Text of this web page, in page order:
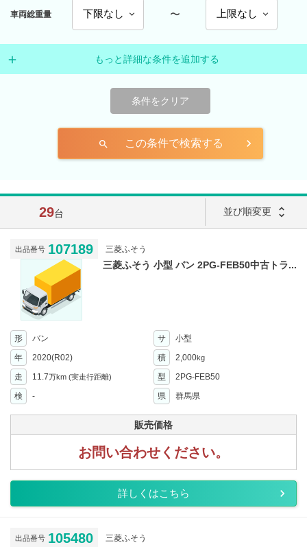
車両総重量 〜
もっと詳細な条件を追加する
条件をクリア
search この条件で検索する
29台 並び順変更 unfold_more
出品番号 107189 三菱ふそう
三菱ふそう 小型 バン 2PG-FEB50中古トラ...
形 バン サ
小型
年
2020(R02) 積 2,000kg
走 11.7万km (実走行距離) 型
2PG-FEB50
検
- 県 群馬県
販売価格
お問い合わせください。
詳しくはこちら
出品番号 105480 三菱ふそう